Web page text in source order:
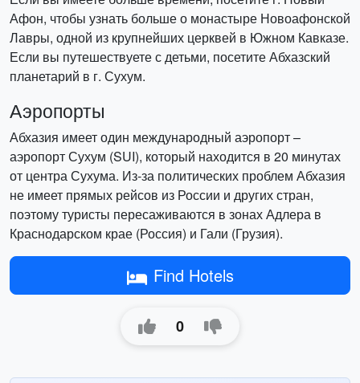
Афон, чтобы узнать больше о монастыре Новоафонской
Лавры, одной из крупнейших церквей в Южном Кавказе.
Если вы путешествуете с детьми, посетите Абхазский
планетарий в г. Сухум.
Аэропорты
Абхазия имеет один международный аэропорт –
аэропорт Сухум (SUI), который находится в 20 минутах
от центра Сухума. Из-за политических проблем Абхазия
не имеет прямых рейсов из России и других стран,
поэтому туристы пересаживаются в зонах Адлера в
Краснодарском крае (Россия) и Гали (Грузия).
Find Hotels
0